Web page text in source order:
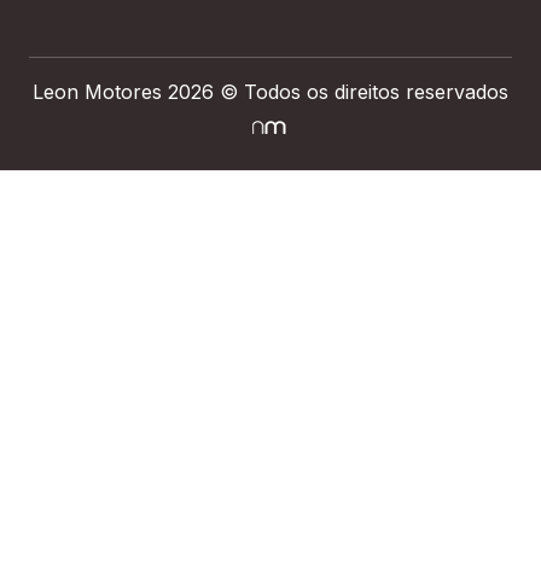
Leon Motores 2026 © Todos os direitos reservados